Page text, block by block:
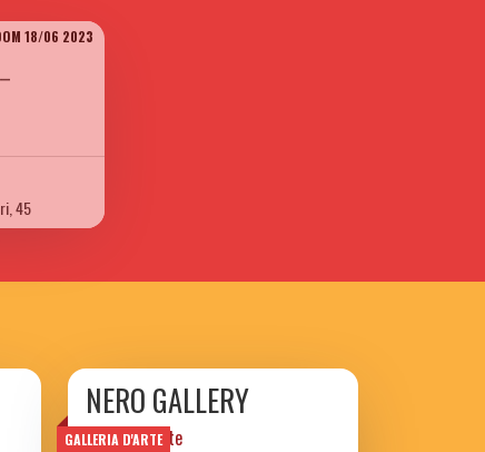
18/06 2023
45
GALLERIA D'ARTE
NERO GALLERY
galleria d'arte